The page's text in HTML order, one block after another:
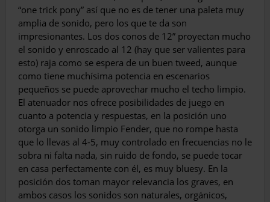
“one trick pony” así que no es de tener una paleta muy
amplia de sonido, pero los que te da son
impresionantes. Los dos conos de 12” proyectan mucho
el sonido y en­roscado al 12 (hay que ser valientes para
esto) raja como se espera de un buen tweed, aunque
como tiene muchísima potencia en escenarios
pequeños se puede aprovechar mucho el techo limpio.
El atenuador nos ofrece posibilidades de juego en
cuanto a potencia y respuestas, en la posición uno
otorga un sonido limpio Fen­der, que no rompe hasta
que lo llevas al 4-5, muy controlado en frecuencias no le
sobra ni falta nada, sin ruido de fondo, se puede tocar
en casa perfectamente con él, es muy bluesy. En la
posición dos toman mayor relevancia los graves, en
ambos casos los sonidos son natu­rales, orgánicos,